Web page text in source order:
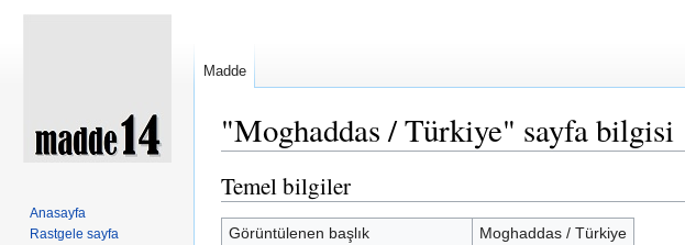
"Moghaddas / Türkiye" sayfa bilgisi
Temel bilgiler
Görüntülenen başlık
Moghaddas / Türkiye
Madde
Anasayfa
Rastgele sayfa